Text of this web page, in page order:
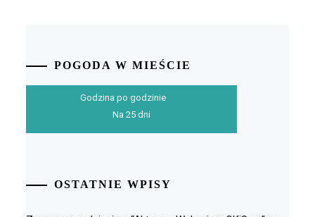
POGODA W MIEŚCIE
Godzina po godzinie
Na 25 dni
OSTATNIE WPISY